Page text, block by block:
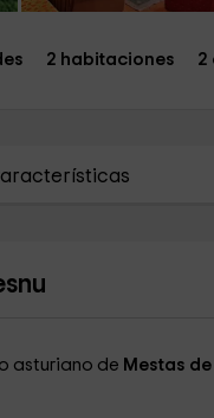
2 habitaciones 2
asturiano de Mestas